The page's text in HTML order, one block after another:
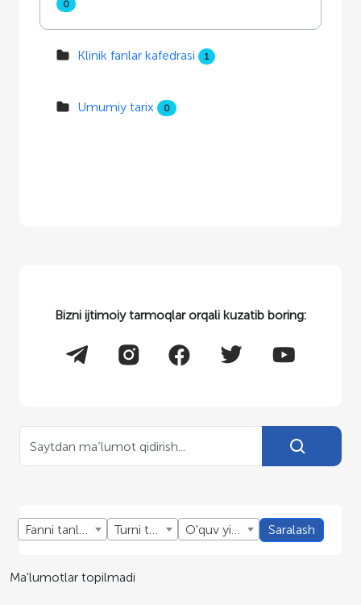
0
Klinik fanlar kafedrasi 1
Umumiy tarix 0
Bizni ijtimoiy tarmoqlar orqali kuzatib boring:
Fanni tanlang Turni tanlang O'quv yillini tanlang Saralash
Ma'lumotlar topilmadi